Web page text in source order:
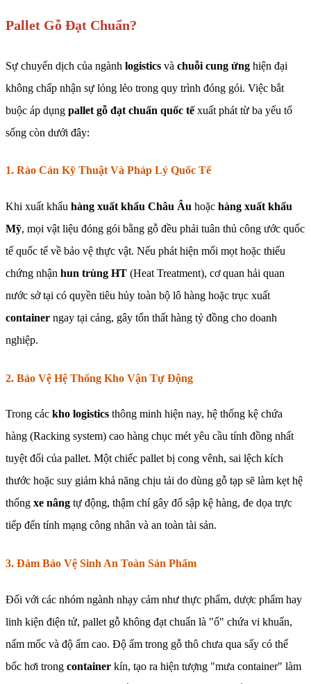
Pallet Gỗ Đạt Chuẩn?
Sự chuyển dịch của ngành logistics và chuỗi cung ứng hiện đại
không chấp nhận sự lỏng lẻo trong quy trình đóng gói. Việc bắt
buộc áp dụng pallet gỗ đạt chuẩn quốc tếxuất phát từ ba yếu tố
sống còn dưới đây:
1. Rào Cản Kỹ Thuật Và Pháp Lý Quốc Tế
Khi xuất khẩu hàng xuất khẩu Châu Âu hoặc hàng xuất khẩu
Mỹ, mọi vật liệu đóng gói bằng gỗ đều phải tuân thủ công ước quốc
tế quốc tế về bảo vệ thực vật. Nếu phát hiện mối mọt hoặc thiếu
chứng nhận hun trùng HT (Heat Treatment), cơ quan hải quan
nước sở tại có quyền tiêu hủy toàn bộ lô hàng hoặc trục xuất
container ngay tại cảng, gây tổn thất hàng tỷ đồng cho doanh
nghiệp.
2. Bảo Vệ Hệ Thống Kho Vận Tự Động
Trong các kho logistics thông minh hiện nay, hệ thống kệ chứa
hàng (Racking system) cao hàng chục mét yêu cầu tính đồng nhất
tuyệt đối của pallet. Một chiếc pallet bị cong vênh, sai lệch kích
thước hoặc suy giảm khả năng chịu tải do dùng gỗ tạp sẽ làm kẹt hệ
thống xe nâng tự động, thậm chí gây đổ sập kệ hàng, đe dọa trực
tiếp đến tính mạng công nhân và an toàn tài sản.
3. Đảm Bảo Vệ Sinh An Toàn Sản Phẩm
Đối với các nhóm ngành nhạy cảm như thực phẩm, dược phẩm hay
linh kiện điện tử, pallet gỗ không đạt chuẩn là "ổ" chứa vi khuẩn,
nấm mốc và độ ẩm cao. Độ ẩm trong gỗ thô chưa qua sấy có thể
bốc hơi trong container kín, tạo ra hiện tượng "mưa container" làm